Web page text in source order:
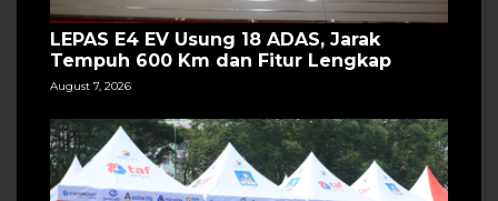
LEPAS E4 EV Usung 18 ADAS, Jarak
Tempuh 600 Km dan Fitur Lengkap
August 7, 2026